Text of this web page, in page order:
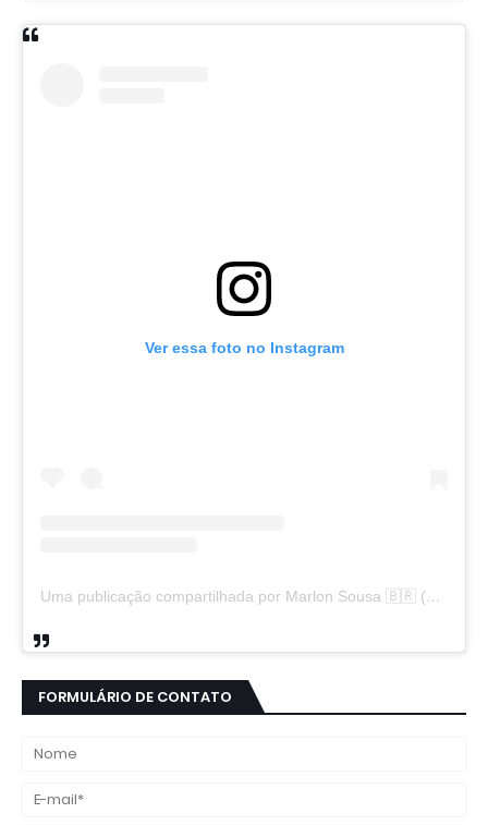
Ver essa foto no Instagram
Uma publicação compartilhada por Marlon Sousa 🇧🇷 (@marlon_xlt50)
FORMULÁRIO DE CONTATO